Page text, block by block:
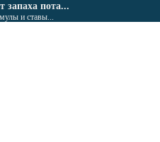
запаха пота...
и ставы...